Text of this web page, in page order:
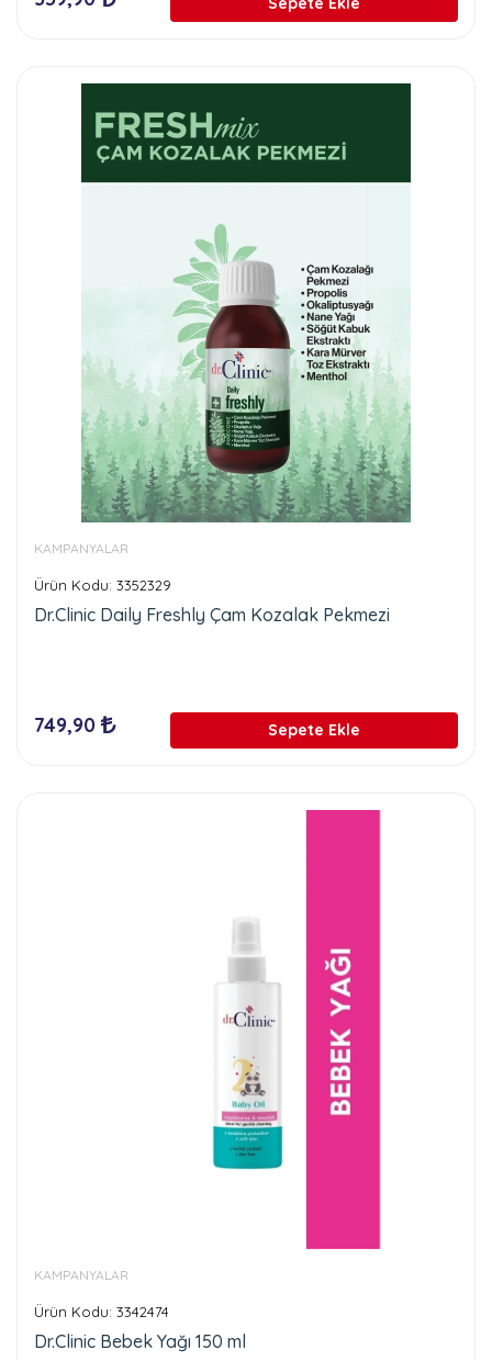
KAMPANYALAR
Ürün Kodu: 3352329
Dr.Clinic Daily Freshly Çam Kozalak Pekmezi
749,90 Sepete Ekle
KAMPANYALAR
Ürün Kodu: 3342474
Dr.Clinic Bebek Yağı 150 ml